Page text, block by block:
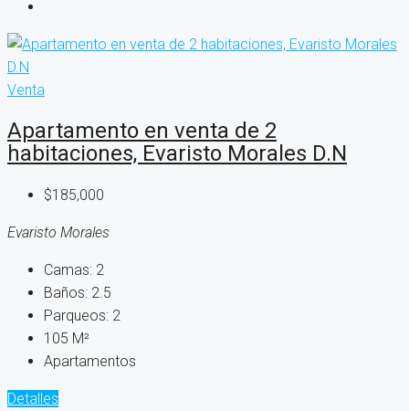
Venta
Apartamento en venta de 2
habitaciones, Evaristo Morales D.N
$185,000
Evaristo Morales
Camas: 2
Baños: 2.5
Parqueos: 2
105 M²
Apartamentos
Detalles